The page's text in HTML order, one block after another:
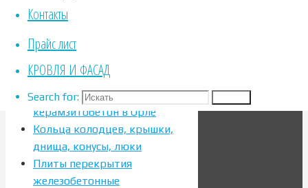
Контакты
Прайс лист
КРОВЛЯ И ФАСАД
Search for:
Search for:
Search
Продукция:
Бетон, пескобетон,
керамзитобетон в Орле
Кольца колодцев, крышки,
днища, конусы, люки
Плиты перекрытия
железобетонные